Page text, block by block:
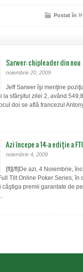
Postat în »
Sarwer: chipleader din nou
noiembrie 20, 2009
Jeff Sarwer îşi menţine
la sfârşitul zilei 2, având
doi se află francezul
Azi începe a 14-a ediţie a
noiembrie 4, 2009
[ft][/ft]De azi, 4 Noiembrie,
Tilt Online Poker Series, în
câştiga premii garantate de